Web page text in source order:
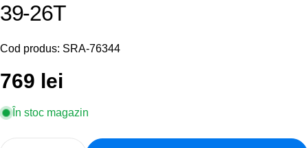
39-26T
Cod produs: SRA-76344
Preț
obișnuit
769 lei
În stoc magazin